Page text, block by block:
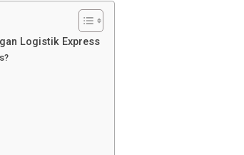
Logistik Express